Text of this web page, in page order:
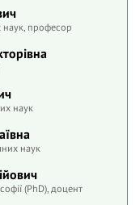
наук, професор
наук
наук
(PhD), доцент